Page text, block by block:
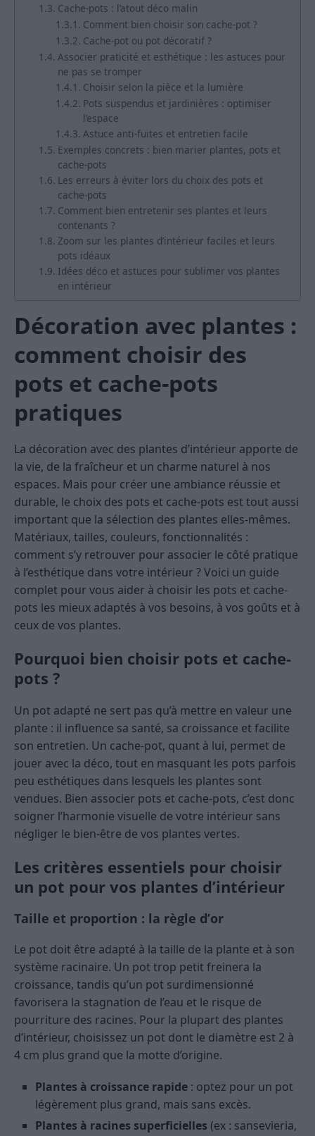
Cache-pots : l’atout déco malin
Comment bien choisir son cache-pot ?
Cache-pot ou pot décoratif ?
Associer praticité et esthétique : les astuces pour
ne pas se tromper
Choisir selon la pièce et la lumière
Pots suspendus et jardinières : optimiser
l’espace
Astuce anti-fuites et entretien facile
Exemples concrets : bien marier plantes, pots et
cache-pots
Les erreurs à éviter lors du choix des pots et
cache-pots
Comment bien entretenir ses plantes et leurs
contenants ?
Zoom sur les plantes d’intérieur faciles et leurs
pots idéaux
Idées déco et astuces pour sublimer vos plantes
en intérieur
Décoration avec plantes :
comment choisir des
pots et cache-pots
pratiques
La décoration avec des plantes d’intérieur apporte de
la vie, de la fraîcheur et un charme naturel à nos
espaces. Mais pour créer une ambiance réussie et
durable, le choix des pots et cache-pots est tout aussi
important que la sélection des plantes elles-mêmes.
Matériaux, tailles, couleurs, fonctionnalités :
comment s’y retrouver pour associer le côté pratique
à l’esthétique dans votre intérieur ? Voici un guide
complet pour vous aider à choisir les pots et cache-
pots les mieux adaptés à vos besoins, à vos goûts et à
ceux de vos plantes.
Pourquoi bien choisir pots et cache-
pots ?
Un pot adapté ne sert pas qu’à mettre en valeur une
plante : il influence sa santé, sa croissance et facilite
son entretien. Un cache-pot, quant à lui, permet de
jouer avec la déco, tout en masquant les pots parfois
peu esthétiques dans lesquels les plantes sont
vendues. Bien associer pots et cache-pots, c’est donc
soigner l’harmonie visuelle de votre intérieur sans
négliger le bien-être de vos plantes vertes.
Les critères essentiels pour choisir
un pot pour vos plantes d’intérieur
Taille et proportion : la règle d’or
Le pot doit être adapté à la taille de la plante et à son
système racinaire. Un pot trop petit freinera la
croissance, tandis qu’un pot surdimensionné
favorisera la stagnation de l’eau et le risque de
pourriture des racines. Pour la plupart des plantes
d’intérieur, choisissez un pot dont le diamètre est 2 à
4 cm plus grand que la motte d’origine.
Plantes à croissance rapide : optez pour un pot
légèrement plus grand, mais sans excès.
Plantes à racines superficielles (ex : sansevieria,